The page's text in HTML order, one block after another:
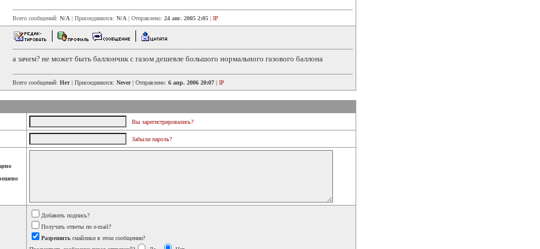
Всего сообщений: N/A | Присоединился: N/A | Отправлено: 24 авг. 2005 2:05 | IP
а зачем? не может быть баллончик с газом дешевле большого нормального газового баллона
Всего сообщений: Нет | Присоединился: Never| Отправлено: 6 апр. 2006 20:07 | IP
Вы зарегистрировались?
Забыли пароль?
Добавить подпись?
Получать ответы по e-mail?
Разрешить смайлики в этом сообщении?